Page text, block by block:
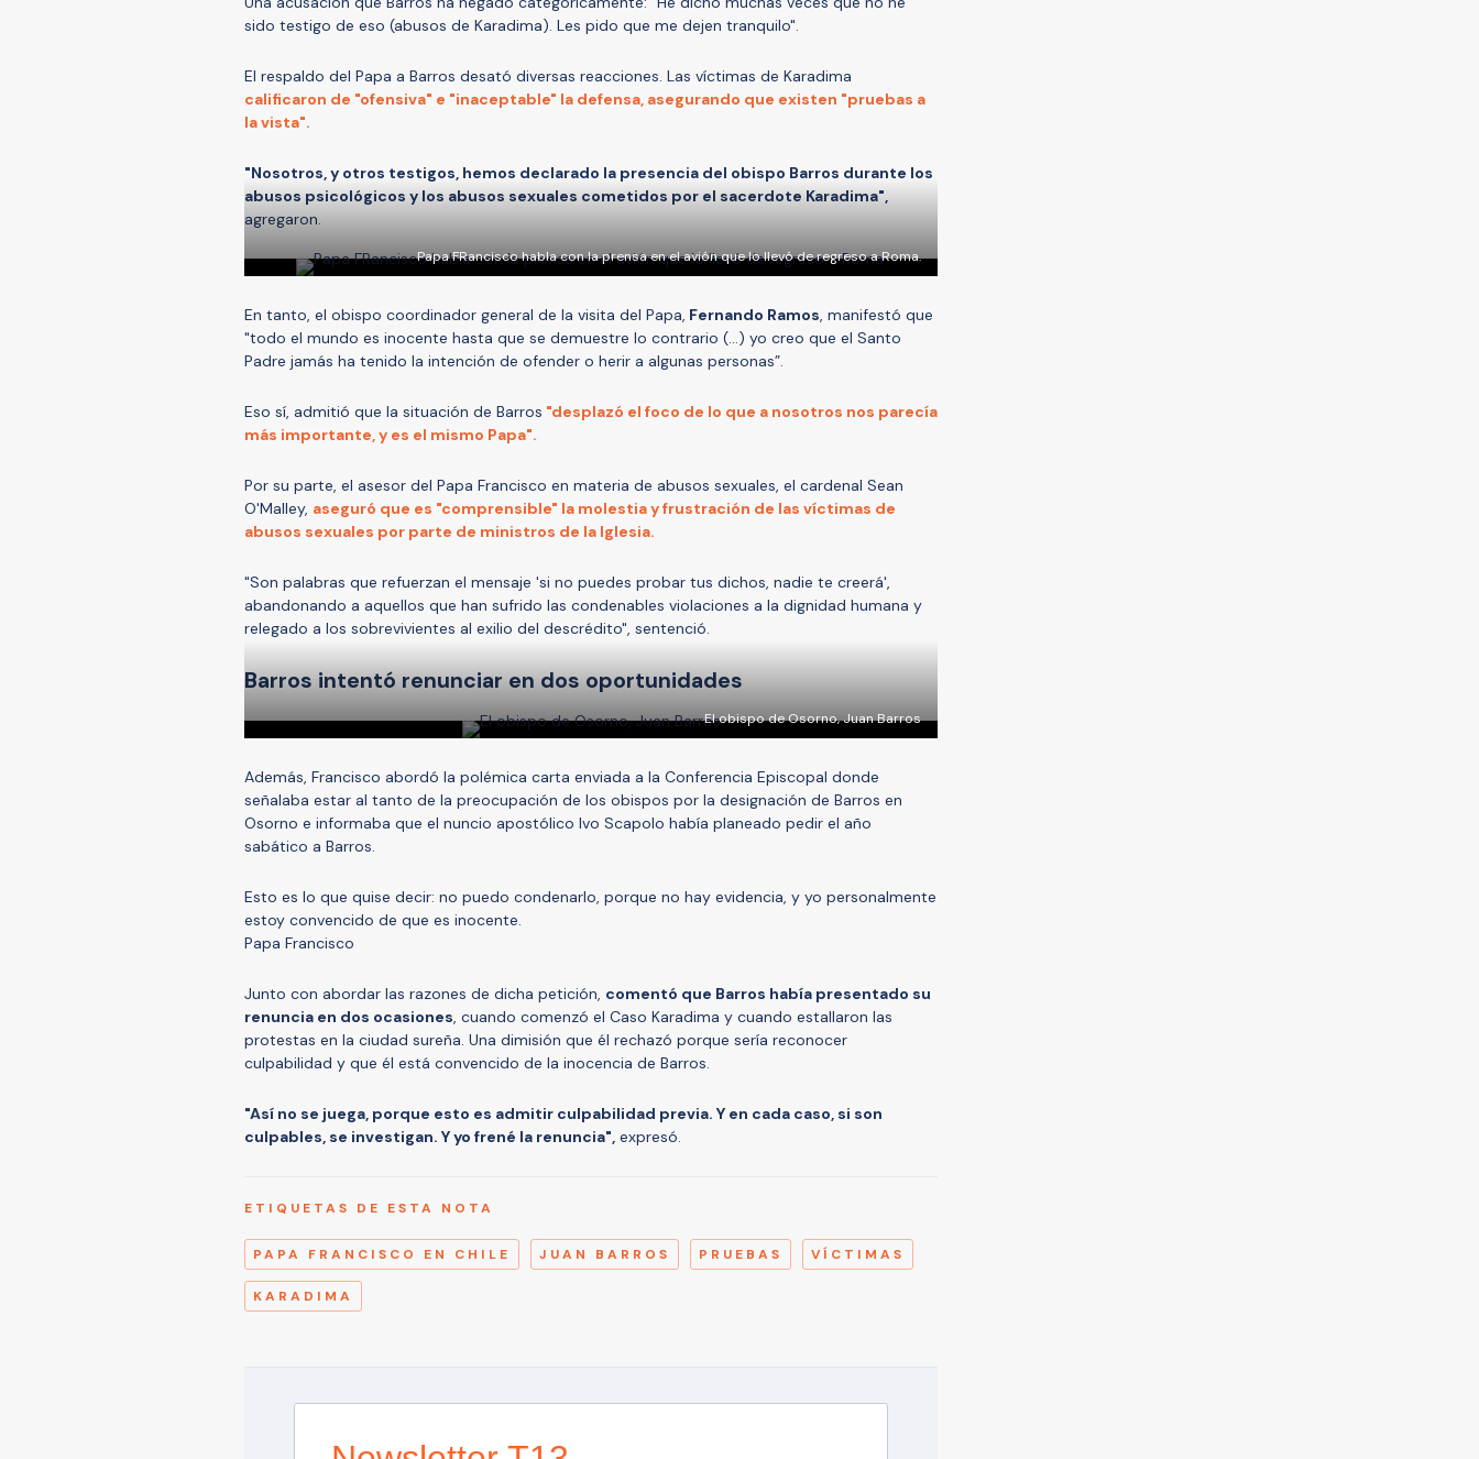
sido testigo de eso (abusos de Karadima). Les pido que me dejen tranquilo".
El respaldo del Papa a Barros desató diversas reacciones. Las víctimas de Karadima
calificaron de "ofensiva" e "inaceptable" la defensa, asegurando que existen "pruebas a
la vista".
"Nosotros, y otros testigos, hemos declarado la presencia del obispo Barros durante los
abusos psicológicos y los abusos sexuales cometidos por el sacerdote Karadima",
agregaron.
Papa FRancisco habla con la prensa en el avión que lo llevó de regreso a Roma.
En tanto, el obispo coordinador general de la visita del Papa, Fernando Ramos, manifestó que
"todo el mundo es inocente hasta que se demuestre lo contrario (…) yo creo que el Santo
Padre jamás ha tenido la intención de ofender o herir a algunas personas”.
Eso sí, admitió que la situación de Barros "desplazó el foco de lo que a nosotros nos parecía
más importante, y es el mismo Papa".
Por su parte, el asesor del Papa Francisco en materia de abusos sexuales, el cardenal Sean
O'Malley, aseguró que es "comprensible" la molestia y frustración de las víctimas de
abusos sexuales por parte de ministros de la Iglesia.
"Son palabras que refuerzan el mensaje 'si no puedes probar tus dichos, nadie te creerá',
abandonando a aquellos que han sufrido las condenables violaciones a la dignidad humana y
relegado a los sobrevivientes al exilio del descrédito", sentenció.
Barros intentó renunciar en dos oportunidades
El obispo de Osorno, Juan Barros
Además, Francisco abordó la polémica carta enviada a la Conferencia Episcopal donde
señalaba estar al tanto de la preocupación de los obispos por la designación de Barros en
Osorno e informaba que el nuncio apostólico Ivo Scapolo había planeado pedir el año
sabático a Barros.
Esto es lo que quise decir: no puedo condenarlo, porque no hay evidencia, y yo personalmente
estoy convencido de que es inocente.
Papa Francisco
Junto con abordar las razones de dicha petición, comentó que Barros había presentado su
renuncia en dos ocasiones, cuando comenzó el Caso Karadima y cuando estallaron las
protestas en la ciudad sureña. Una dimisión que él rechazó porque sería reconocer
culpabilidad y que él está convencido de la inocencia de Barros.
"Así no se juega, porque esto es admitir culpabilidad previa. Y en cada caso, si son
culpables, se investigan. Y yo frené la renuncia", expresó.
ETIQUETAS DE ESTA NOTA
PAPA FRANCISCO EN CHILE JUAN BARROS PRUEBAS VÍCTIMAS
KARADIMA